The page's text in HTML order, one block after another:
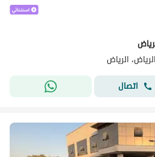
الرياض
اتصال